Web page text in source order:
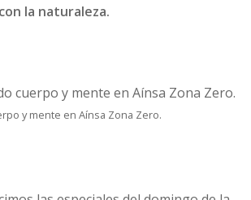
la naturaleza.
y mente en Aínsa Zona Zero.